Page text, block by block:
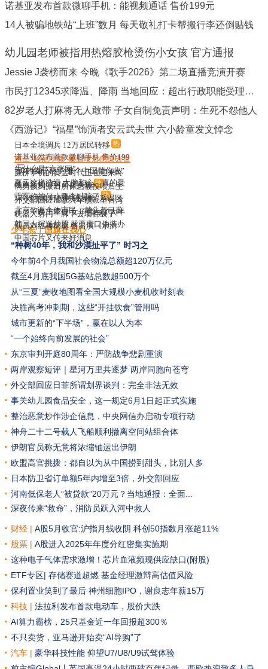
诺基亚发布首款微聊手机：能视频通话 售价199元
14人被骗地铁站“上班”数月 每天敬礼打卡帮搬行李还倒贴钱
幼儿园老师被指用热熔胶枪烫伤小女孩 官方通报
Jessie J袭榜而来 今晚《歌手2026》第二场直播竞演开赛
市民打12345求降温、降雨 当地回应：超出行政职能受理范围
82岁老人打麻将无人敢带 子女自制免责声明：生死不怨他人
《西游记》“福星”饰演者安云武去世 六小龄童发文悼念
日本全境调兵 12万居民转移 热
诺基亚发布首款微聊手机 售价199
元
热
为什么是“六张网”
博主“哈尼小微”被虫咬后感染去世
新
“你的麦子熟了 整个中国替你收”
夏天这样洗澡 大脑和心脏真的受
不了
廉价手机的黄金时代正在迎来终
结
热
铁路新规6月1日起实施 热
雷军称被何小鹏李斌骗了 热
俩男孩到派出所休息被投喂后主
动干活
“不吃主食可拯救碳水脸”系误区
北京致谢全体市民：戴头盔已蔚
然成风
热
外交部回应加拿大军舰派至台湾
海峡
热
开了一晚上空调 女子肺白了大半
韩国人沉迷炒股 股票窗口伪装办
公
新
机器人射门一脚下去墙都裂了
演员刘红梅病逝 曾出演《水浒
传》
中国芯片又传来好消息
少年志｜国旗在我心
“种树40年，我和沙漠扯平了” 时习之
今年前4个月我国社会物流总额超120万亿元
截至4月底我国5G基站总数超500万个
从“三夏”麦收地图看全国大规模小麦机收时刻表
决胜高考冲刺期，这些“开挂饮食”管用吗
城市更新的“下半场”，赢在以人为本
“一个始终向前发展的社会”
东京审判开庭80周年：严防战争悲剧重演
两岸观察短评｜星河万里共逐梦 两岸同胞向苍穹
外交部回应日菲所谓划界谈判：完全非法无效
事关幼儿园食品安全，这一规定6月1日起正式实施
整治恶意炒作涉企信息，中央网信办启动专项行动
神舟二十二号载人飞船顺利撤离空间站组合体
伊朗官员称无意将浓缩铀运出伊朗
欧盟高官挑拨：都自以为从中国捞到甜头，比别人多
日本防卫省订单额5年内增至3倍，外交部回应
河南低保老人“被贷款”20万元？当地通报：全面...
深夜传来“救命”，消防员跃入河中救人
财经 | A股5月收官:沪指月线收阴 科创50指数月涨超11%
股票 | A股进入2025年年度分红密集实施期
这种电子气体需求激增！芯片血液频现供应缺口(附股)
ETF专区| 存储赛道超燃 基金经理激辩高估值风险
保利置业笑到了最后 神州细胞IPO，谢良志年薪15万
科技 | 法拉利发布首款电动车，股价大跌
AI算力霸榜，25只基金近一年回报超300％
不只卖货，亚马逊开始卖“AI导购”了
汽车 | 豪华科技性能 仰望U7/U8/U9试驾体验